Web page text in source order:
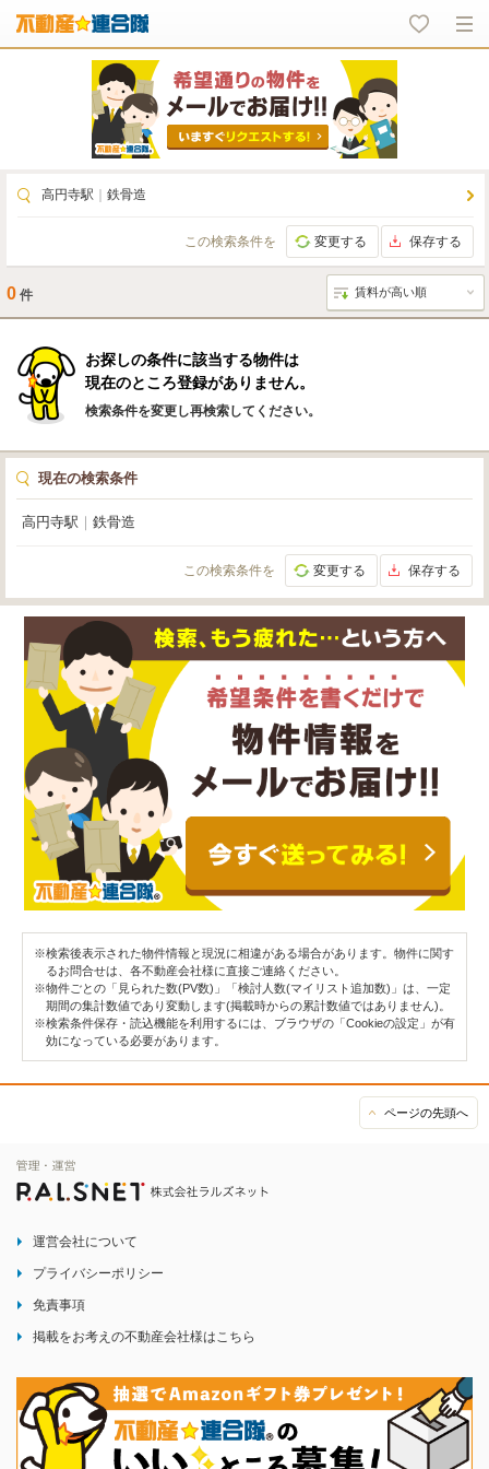
高円寺駅 鉄骨造
この検索条件を 変更する 保存する
0 件
お探しの条件に該当する物件は
現在のところ登録がありません。
検索条件を変更し再検索してください。
現在の検索条件
高円寺駅 鉄骨造
この検索条件を 変更する 保存する
※検索後表示された物件情報と現況に相違がある場合があります。物件に関す
るお問合せは、各不動産会社様に直接ご連絡ください。
※物件ごとの「見られた数(PV数)」「検討人数(マイリスト追加数)」は、一定
期間の集計数値であり変動します(掲載時からの累計数値ではありません)。
※検索条件保存・読込機能を利用するには、ブラウザの「Cookieの設定」が有
効になっている必要があります。
ページの先頭へ
運営会社について
プライバシーポリシー
免責事項
掲載をお考えの不動産会社様はこちら